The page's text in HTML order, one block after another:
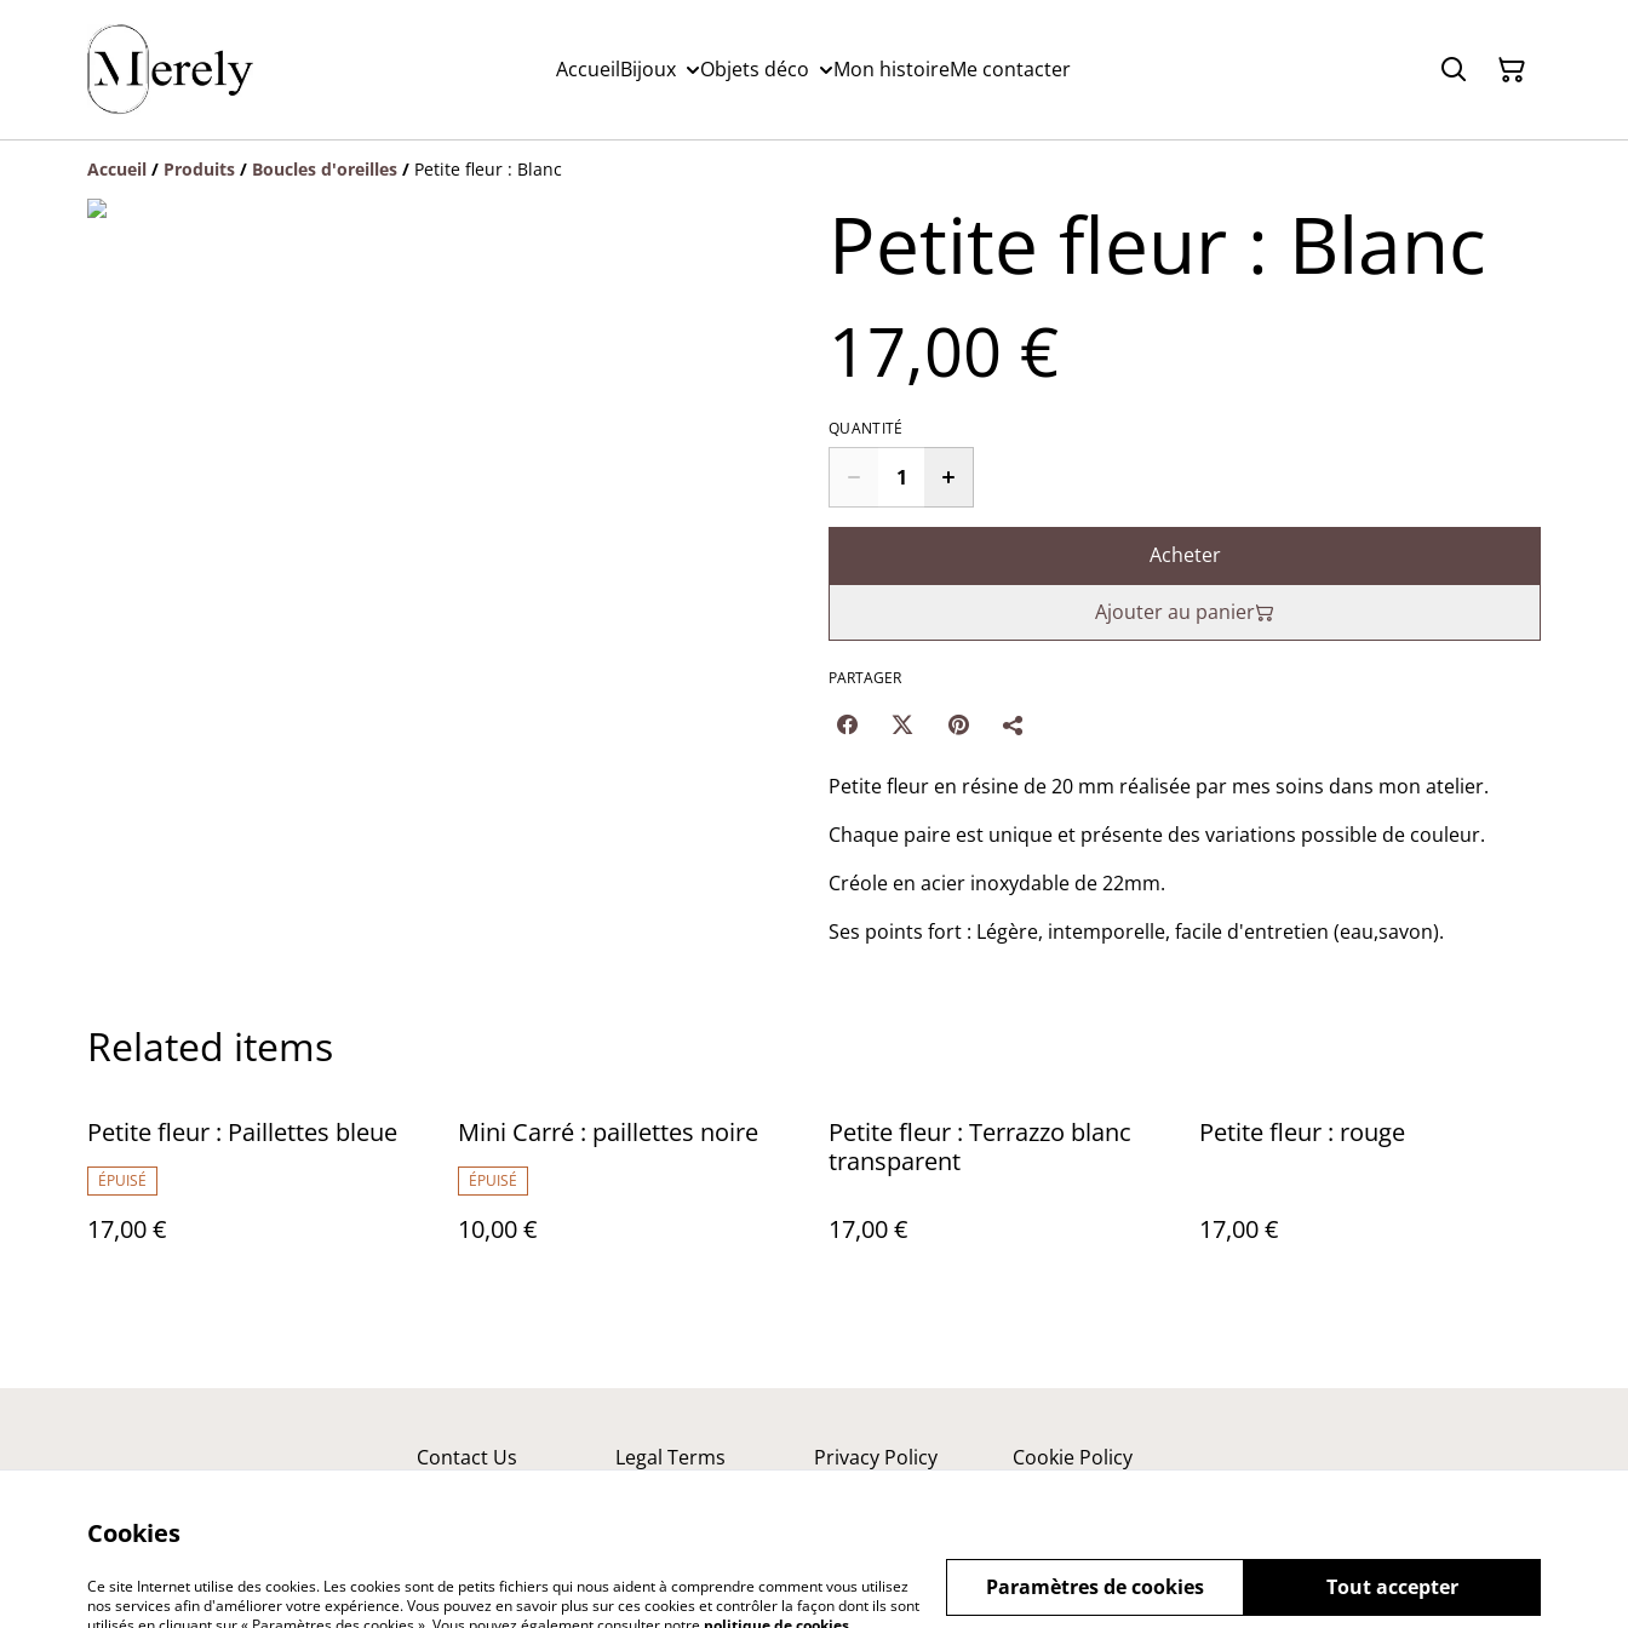
AccueilBijoux Objets déco Mon histoireMe contacter
Accueil / Produits / Boucles d'oreilles / Petite fleur : Blanc
Petite fleur : Blanc
17,00 €
QUANTITÉ
Acheter
Ajouter au panier
PARTAGER
Petite fleur en résine de 20 mm réalisée par mes soins dans mon atelier.
Chaque paire est unique et présente des variations possible de couleur.
Créole en acier inoxydable de 22mm.
Ses points fort : Légère, intemporelle, facile d'entretien (eau,savon).
Related items
Petite fleur : Paillettes bleue
ÉPUISÉ
17,00 €
Mini Carré : paillettes noire
ÉPUISÉ
10,00 €
Petite fleur : Terrazzo blanc
transparent
17,00 €
Petite fleur : rouge
17,00 €
Contact Us Legal Terms Privacy Policy Cookie Policy
Cookies
Ce site Internet utilise des cookies. Les cookies sont de petits fichiers qui nous aident à comprendre comment vous utilisez
nos services afin d'améliorer votre expérience. Vous pouvez en savoir plus sur ces cookies et contrôler la façon dont ils sont
Tout accepter
Paramètres de cookies